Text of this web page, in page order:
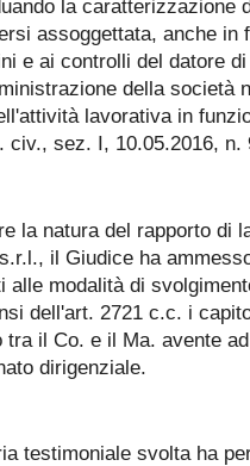
la caratterizzazione
assoggettata, anche in
e ai controlli del datore
della società
lavorativa in
civ., sez. I, 10.05.2016, n.
la natura del rapporto di
il Giudice ha
alle modalità di
dell'art. 2721 c.c. i
tra il Co. e il Ma. avente
dirigenziale.
testimoniale svolta ha